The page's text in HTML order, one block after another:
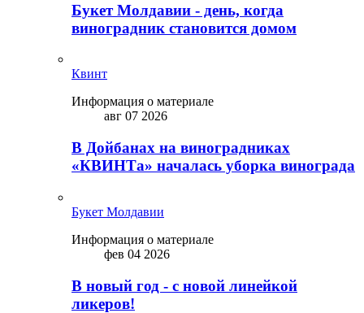
Букет Молдавии - день, когда
виноградник становится домом
Квинт
Информация о материале
авг 07 2026
В Дойбанах на виноградниках
«КВИНТа» началась уборка винограда
Букет Молдавии
Информация о материале
фев 04 2026
В новый год - с новой линейкой
ликepoв!